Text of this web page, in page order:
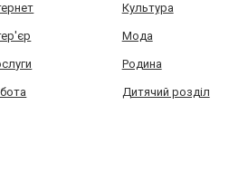
Культура
Мода
Родина
Дитячий розділ